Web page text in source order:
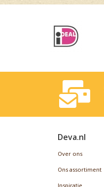
Deva.nl
Over ons
Ons assortiment
Inspiratie